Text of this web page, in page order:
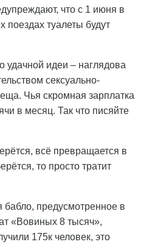
что с 1 июня в
поездах туалеты будут
удачной идеи – наглядова
сексуально-
Чья скромная зарплатка
в месяц. Так что писяйте
всё превращается в
то просто тратит
предусмотренное в
«Вовиных 8 тысяч»,
175к человек, это